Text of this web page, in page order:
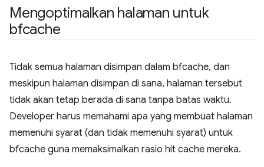
Mengoptimalkan halaman untuk
bfcache
Tidak semua halaman disimpan dalam bfcache, dan
meskipun halaman disimpan di sana, halaman tersebut
tidak akan tetap berada di sana tanpa batas waktu.
Developer harus memahami apa yang membuat halaman
memenuhi syarat (dan tidak memenuhi syarat) untuk
bfcache guna memaksimalkan rasio hit cache mereka.